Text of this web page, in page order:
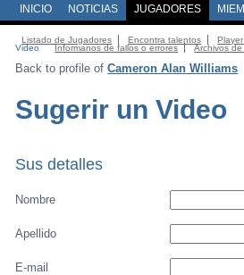
INICIO NOTICIAS JUGADORES
Listado de Jugadores Encontra talentos
Video
Informanos de fallos o errores Archivos
Back to profile ofCameron Alan Williams
Sugerir un Video
Sus detalles
Nombre
Apellido
E-mail